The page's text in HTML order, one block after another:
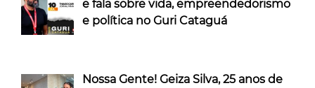
e fala sobre vida, empreendedorismo
e política no Guri Cataguá
Nossa Gente! Geiza Silva, 25 anos de